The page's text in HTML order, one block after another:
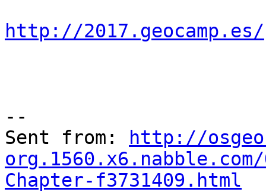
http://2017.geocamp.es/
--
Sent from:
http://
org.1560.x6.nabble.com/
Chapter-f3731409.html